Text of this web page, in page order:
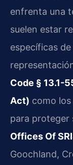
enfrenta una
suelen estar
específicas
Code § 13.1-
Act) como
para proteger
Offices Of
Goochland,